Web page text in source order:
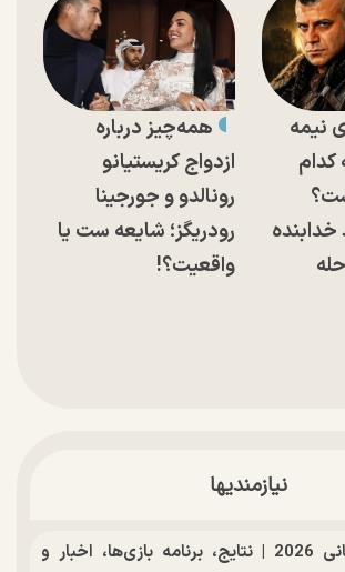
نیمه
همه‌چیز درباره
ازدواج کریستیانو
رونالدو و جورجینا
رودریگز؛ شایعه ست یا
واقعیت؟!
نیازمندیها
جدول جام جهانی 2026 | نتایج، برنامه بازی‌ها، اخبار و